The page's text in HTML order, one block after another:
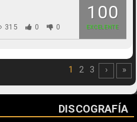
100
EXCELENTE
315 0 0
1 2 3 › »
DISCOGRAFÍA